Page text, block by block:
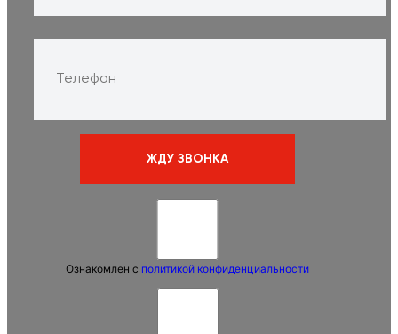
Ознакомлен с политикой конфиденциальности